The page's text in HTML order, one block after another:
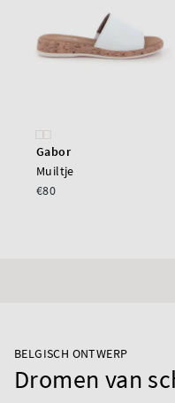
Gabor
Muiltje
€80
BELGISCH ONTWERP
Dromen van